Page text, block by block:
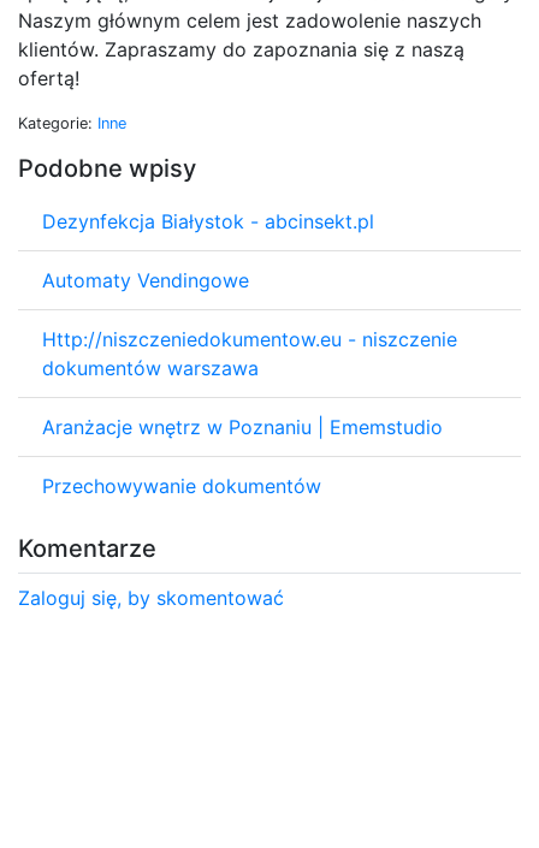
Naszym głównym celem jest zadowolenie naszych
klientów. Zapraszamy do zapoznania się z naszą
ofertą!
Kategorie: Inne
Podobne wpisy
Dezynfekcja Białystok - abcinsekt.pl
Automaty Vendingowe
Http://niszczeniedokumentow.eu - niszczenie
dokumentów warszawa
Aranżacje wnętrz w Poznaniu | Ememstudio
Przechowywanie dokumentów
Komentarze
Zaloguj się, by skomentować